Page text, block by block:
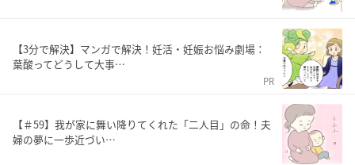
【3分で解決】マンガで解決！妊活・妊娠お悩み劇場：
葉酸ってどうして大事…
PR
【＃59】我が家に舞い降りてくれた「二人目」の命！夫
婦の夢に一歩近づい…